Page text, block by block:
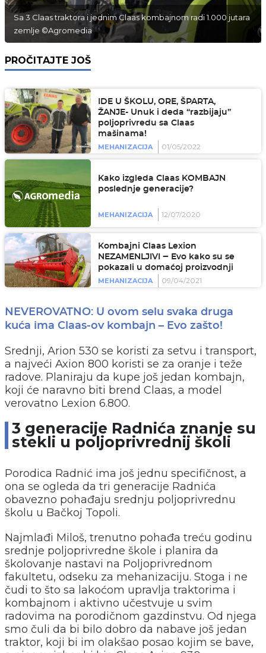
Sa 3 Claas traktora i jednim Claas kombajnom radi 1.000 jutara
zemlje ©Agromedia
PROČITAJTE JOŠ
IDE U ŠKOLU, ORE, ŠPARTA,
ŽANJE- Unuk i deda “razbijaju”
poljoprivredu sa Claas
mašinama!
MEHANIZACIJA
01/05/2022
Kako izgleda Claas KOMBAJN
poslednje generacije?
MEHANIZACIJA 12/07/2020
Kombajni Claas Lexion
NEZAMENLJIVI ‒ Evo kako su se
pokazali u domaćoj proizvodnji
MEHANIZACIJA
09/04/2021
NEVEROVATNO: U ovom selu svaka druga
kuća ima Claas-ov kombajn – Evo zašto!
Srednji, Arion 530 se koristi za setvu i transport,
a najveći Axion 800 koristi se za oranje i teže
radove. Planiraju da kupe još jedan kombajn,
koji će naravno biti brend Claas, a model
verovatno Lexion 6.800.
3 generacije Radnića znanje su
stekli u poljoprivrednij školi
Porodica Radnić ima još jednu specifičnost, a
ona se ogleda da tri generacije Radnića
obavezno pohađaju srednju poljoprivrednu
školu u Bačkoj Topoli.
Najmlađi Miloš, trenutno pohađa treću godinu
srednje poljoprivredne škole i planira da
školovanje nastavi na Poljoprivrednom
fakultetu, odseku za mehanizaciju. Stoga i ne
čudi to što sa lakoćom upravlja traktorima i
kombajnom i aktivno učestvuje u svim
radovima na porodičnom gazdinstvu. Od njega
smo čuli da bi bilo dobro da nabave još jedan
traktor, koji bi im olakšao posao kojim se bave,